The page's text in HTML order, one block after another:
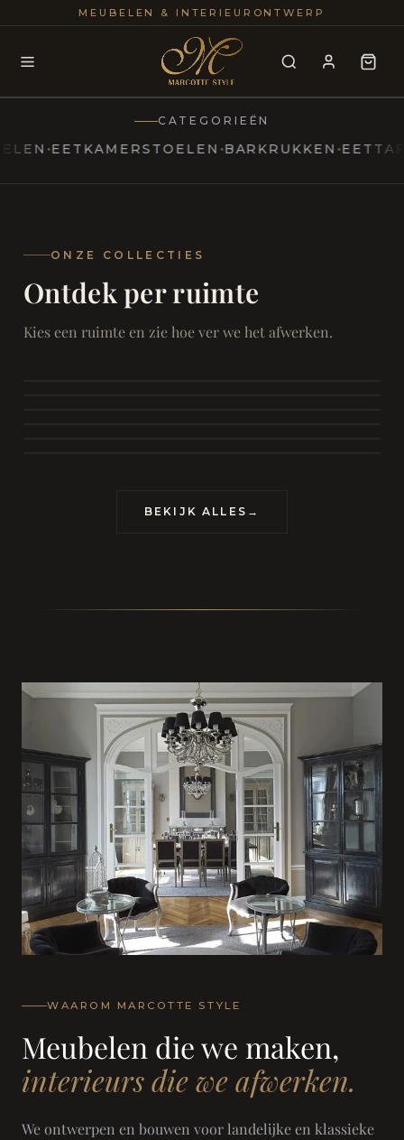
MEUBELEN & INTERIEURONTWERP
Modern
Marcottestyle Living
25+
CATEGORIEËN
EETKAMERSTOELEN BARKRUKKEN EETTAFELS
ONZE COLLECTIES
Ontdek per ruimte
Kies een ruimte en zie hoe ver we het afwerken.
SAMEN ONTSPANNEN
Woonkamer
Eetkamer
RUST EN RETRAITE
BEKIJK ALLES →
WAAROM MARCOTTE STYLE
Meubelen die we maken,
interieurs die we afwerken.
We ontwerpen en bouwen voor landelijke en klassieke